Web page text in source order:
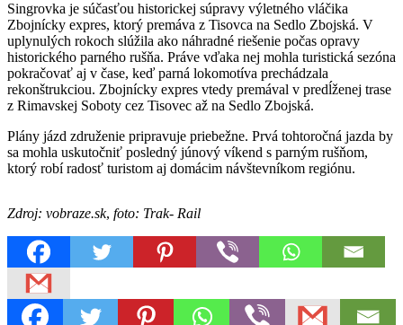
Singrovka je súčasťou historickej súpravy výletného vláčika
Zbojnícky expres, ktorý premáva z Tisovca na Sedlo Zbojská. V
uplynulých rokoch slúžila ako náhradné riešenie počas opravy
historického parného rušňa. Práve vďaka nej mohla turistická sezóna
pokračovať aj v čase, keď parná lokomotíva prechádzala
rekonštrukciou. Zbojnícky expres vtedy premával v predĺženej trase
z Rimavskej Soboty cez Tisovec až na Sedlo Zbojská.
Plány jázd združenie pripravuje priebežne. Prvá tohtoročná jazda by
sa mohla uskutočniť posledný júnový víkend s parným rušňom,
ktorý robí radosť turistom aj domácim návštevníkom regiónu.
Zdroj: vobraze.sk, foto: Trak- Rail